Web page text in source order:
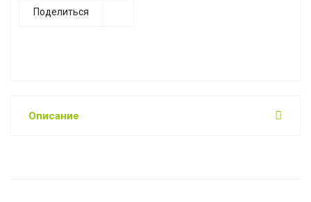
Поделиться
Описание